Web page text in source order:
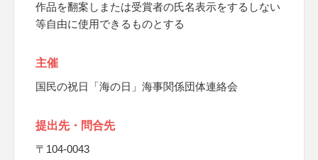
作品を翻案しまたは受賞者の氏名表示をするしない
等自由に使用できるものとする
主催
国民の祝日「海の日」海事関係団体連絡会
提出先・問合先
〒104-0043